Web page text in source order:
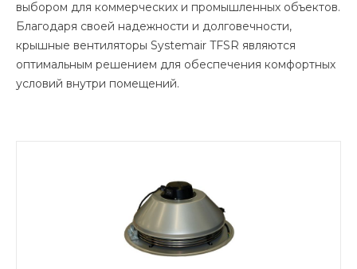
выбором для коммерческих и промышленных объектов.
Благодаря своей надежности и долговечности,
крышные вентиляторы Systemair TFSR являются
оптимальным решением для обеспечения комфортных
условий внутри помещений.